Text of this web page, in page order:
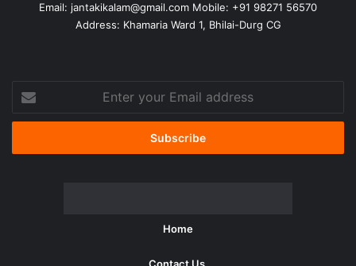
Email: jantakikalam@gmail.com Mobile: +91 98271 56570
Address: Khamaria Ward 1, Bhilai-Durg CG
your
Email
Home